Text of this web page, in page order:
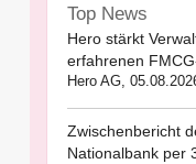
Top News
Hero stärkt
erfahrenen
Hero AG,
Zwischenbericht
Nationalbank per